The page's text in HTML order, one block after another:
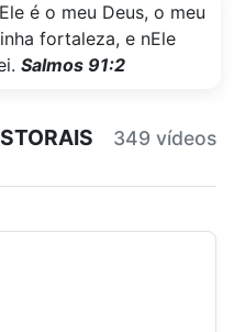
é o meu Deus, o meu
fortaleza, e nEle
Salmos 91:2
349 vídeos